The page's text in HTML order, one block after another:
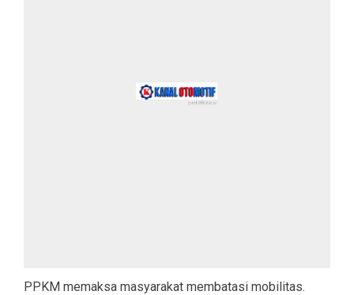
PPKM memaksa masyarakat membatasi mobilitas.